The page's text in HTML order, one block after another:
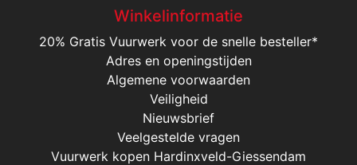
Winkelinformatie
20% Gratis Vuurwerk voor de snelle besteller*
Adres en openingstijden
Algemene voorwaarden
Veiligheid
Nieuwsbrief
Veelgestelde vragen
Vuurwerk kopen Hardinxveld-Giessendam